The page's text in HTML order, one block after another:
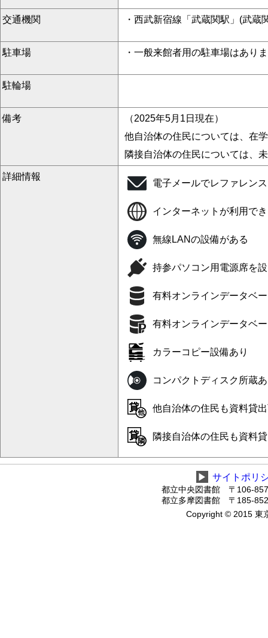
交通機関 ・西武新宿線「武蔵関駅」(武
駐車場 ・一般来館者用の駐車場はあり
駐輪場
備考
（2025年5月1日現在）
他自治体の住民については、在
隣接自治体の住民については、
詳細情報
電子メールでレファレン
インターネットが利用で
無線LANの設備がある
持参パソコン用電源席を
有料オンラインデータベ
有料オンラインデータベ
カラーコピー設備あり
コンパクトディスク所蔵
他自治体の住民も資料貸
隣接自治体の住民も資料
▶ サイトポリ
都立中央図書館 〒106-
都立多摩図書館 〒185-
Copyright © 2015 東